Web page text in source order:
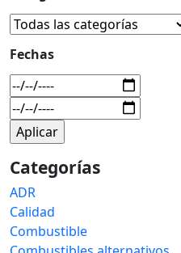
Fechas
Categorías
ADR
Calidad
Combustible